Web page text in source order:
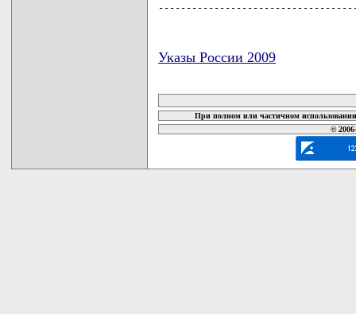
Указы России 2009
При полном или частичном
©